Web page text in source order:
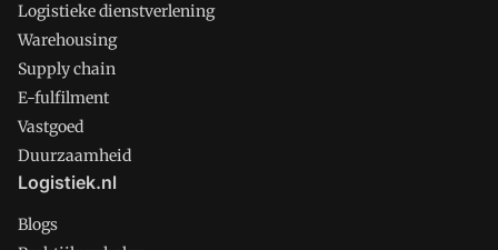
Logistieke dienstverlening
Warehousing
Supply chain
E-fulfilment
Vastgoed
Duurzaamheid
Logistiek.nl
Blogs